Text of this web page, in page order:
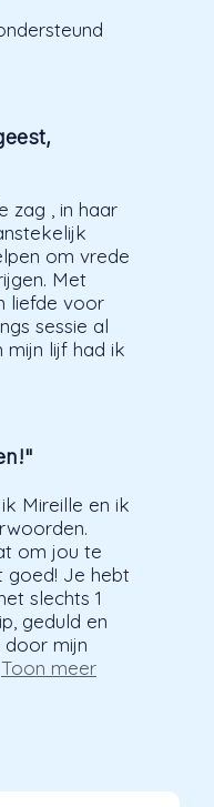
zag , in haar
om vrede
Met
liefde voor
sessie al
mijn lijf had ik
Mireille en ik
om jou te
goed! Je hebt
slechts 1
geduld en
door mijn
Toon meer